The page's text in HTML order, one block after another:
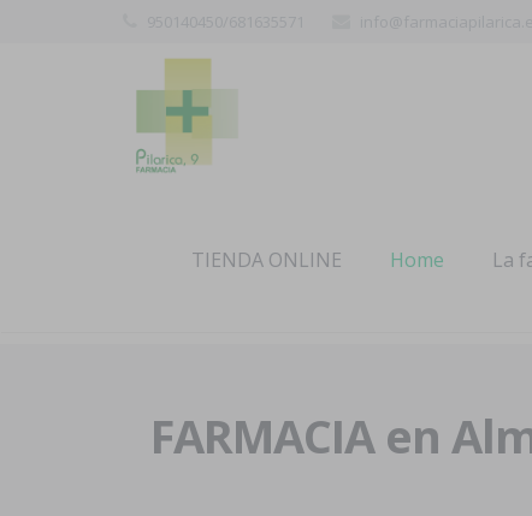
TIENDA ONLINE Home La
FARMACIA en